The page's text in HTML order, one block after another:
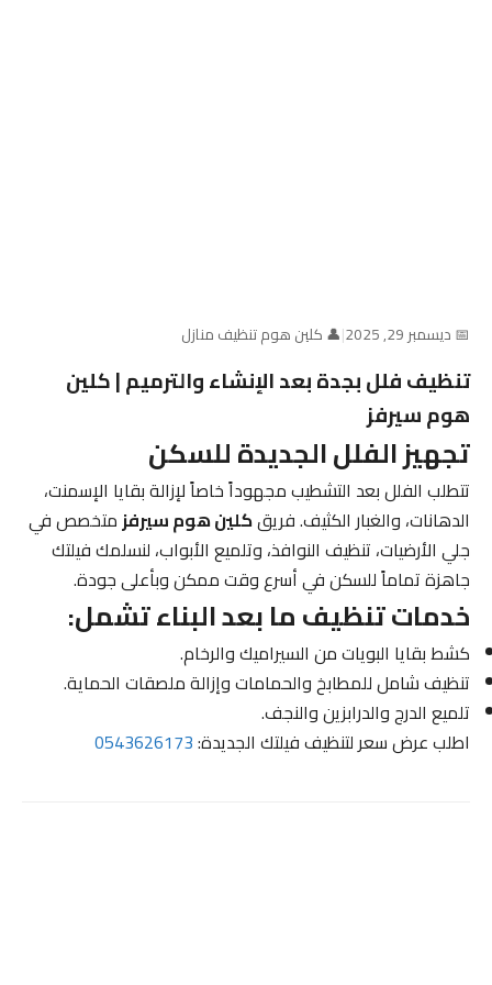
📅 ديسمبر 29, 2025 |👤 كلين هوم تنظيف منازل
تنظيف فلل بجدة بعد الإنشاء والترميم | كلين
هوم سيرفز
تجهيز الفلل الجديدة للسكن
تتطلب الفلل بعد التشطيب مجهوداً خاصاً لإزالة بقايا الإسمنت،
الدهانات، والغبار الكثيف. فريقكلين هوم سيرفزمتخصص في
جلي الأرضيات، تنظيف النوافذ، وتلميع الأبواب، لنسلمك فيلتك
جاهزة تماماً للسكن في أسرع وقت ممكن وبأعلى جودة.
خدمات تنظيف ما بعد البناء تشمل:
كشط بقايا البويات من السيراميك والرخام.
تنظيف شامل للمطابخ والحمامات وإزالة ملصقات الحماية.
تلميع الدرج والدرابزين والنجف.
اطلب عرض سعر لتنظيف فيلتك الجديدة:0543626173